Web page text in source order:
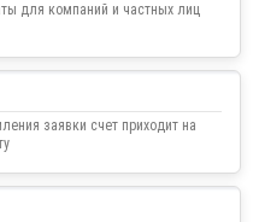
для компаний и частных лиц
заявки счет приходит на